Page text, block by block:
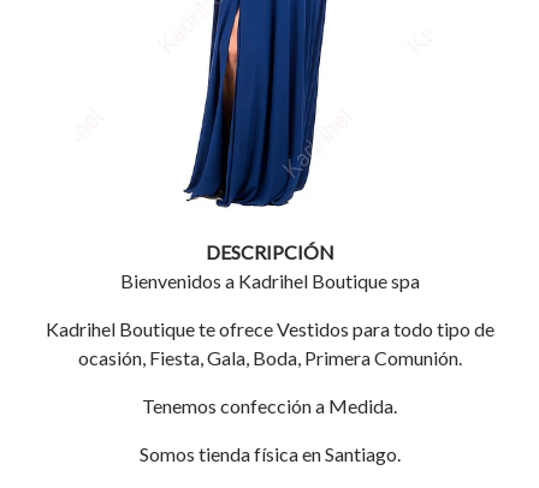
DESCRIPCIÓN
Bienvenidos a Kadrihel Boutique spa
Kadrihel Boutique te ofrece Vestidos para todo tipo de
ocasión, Fiesta, Gala, Boda, Primera Comunión.
Tenemos confección a Medida.
Somos tienda física en Santiago.